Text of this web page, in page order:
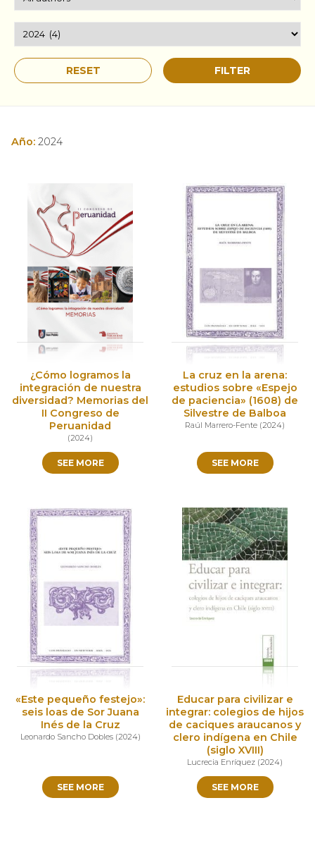
Año: 2024
¿Cómo logramos la
integración de nuestra
diversidad? Memorias del
II Congreso de
Peruanidad
(2024)
SEE MORE
La cruz en la arena:
estudios sobre «Espejo
de paciencia» (1608) de
Silvestre de Balboa
Raúl Marrero-Fente (2024)
SEE MORE
«Este pequeño festejo»:
seis loas de Sor Juana
Inés de la Cruz
Leonardo Sancho Dobles(2024)
SEE MORE
Educar para civilizar e
integrar: colegios de hijos
de caciques araucanos y
clero indígena en Chile
(siglo XVIII)
Lucrecia Enríquez (2024)
SEE MORE